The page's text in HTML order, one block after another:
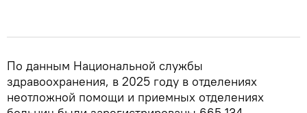
По данным Национальной службы
здравоохранения, в 2025 году в отделениях
неотложной помощи и приемных отделениях